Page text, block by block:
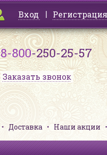
Вход Регистрация
8-800-250-25-57
Заказать звонок
Доставка Наши акции